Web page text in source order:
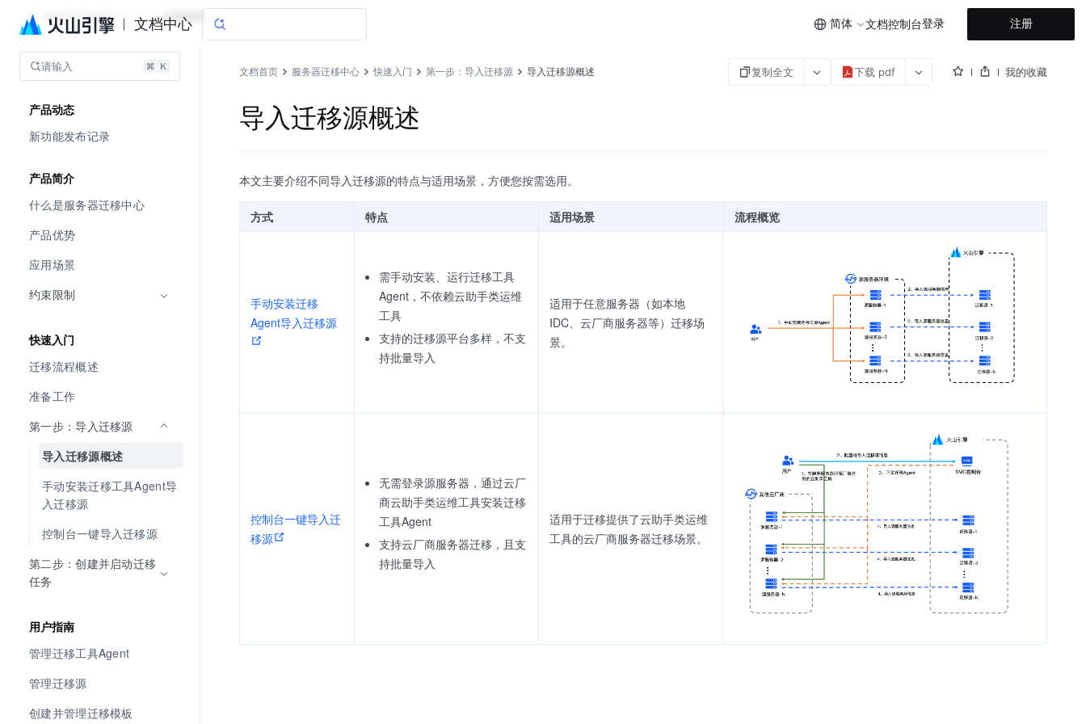
文档中心 简体 文档控制台登录 注册
服务器迁移中心 文档指南
请输入
产品动态
新功能发布记录
产品简介
什么是服务器迁移中心
产品优势
应用场景
约束限制
快速入门
迁移流程概述
准备工作
第一步：导入迁移源
导入迁移源概述
手动安装迁移工具Agent导
入迁移源
控制台一键导入迁移源
第二步：创建并启动迁移
任务
用户指南
管理迁移工具Agent
管理迁移源
创建并管理迁移模板
文档首页 服务器迁移中心 快速入门 第一步：导入迁移源 导入迁移源概述 复制全文 下载 pdf 我的收藏
导入迁移源概述
本文主要介绍不同导入迁移源的特点与适用场景，方便您按需选用。
方式 特点 适用场景 流程概览
手动安装迁移
Agent导入迁移源
需手动安装、运行迁移工具
Agent，不依赖云助手类运维
工具
支持的迁移源平台多样，不支
持批量导入
适用于任意服务器（如本地
IDC、云厂商服务器等）迁移场
景。
控制台一键导入迁
移源
无需登录源服务器，通过云厂
商云助手类运维工具安装迁移
工具Agent
支持云厂商服务器迁移，且支
持批量导入
适用于迁移提供了云助手类运维
工具的云厂商服务器迁移场景。